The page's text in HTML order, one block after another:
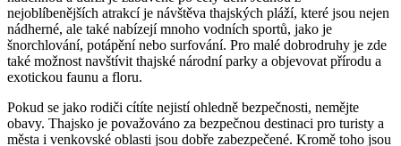
nejoblíbenějších atrakcí je návštěva thajských pláží, které jsou nejen
nádherné, ale také nabízejí mnoho vodních sportů, jako je
šnorchlování, potápění nebo surfování. Pro malé dobrodruhy je zde
také možnost navštívit thajské národní parky a objevovat přírodu a
exotickou faunu a floru.
Pokud se jako rodiči cítíte nejistí ohledně bezpečnosti, nemějte
obavy. Thajsko je považováno za bezpečnou destinaci pro turisty a
města i venkovské oblasti jsou dobře zabezpečené. Kromě toho jsou